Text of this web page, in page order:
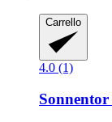
Carrello
4.0 (1)
Sonnentor